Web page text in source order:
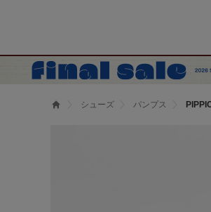
シューズ パンプス